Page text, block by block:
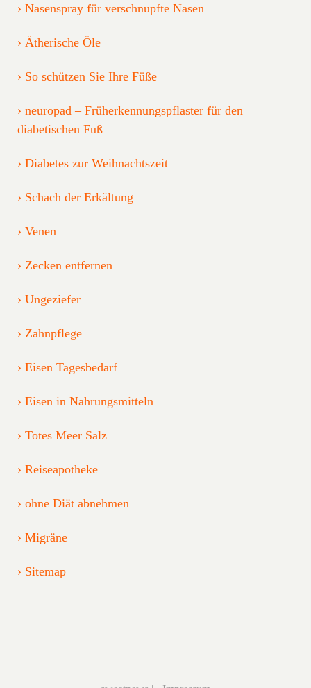
Nasenspray für verschnupfte Nasen
Ätherische Öle
So schützen Sie Ihre Füße
neuropad – Früherkennungspflaster für den
diabetischen Fuß
Diabetes zur Weihnachtszeit
Schach der Erkältung
Venen
Zecken entfernen
Ungeziefer
Zahnpflege
Eisen Tagesbedarf
Eisen in Nahrungsmitteln
Totes Meer Salz
Reiseapotheke
ohne Diät abnehmen
Migräne
Sitemap